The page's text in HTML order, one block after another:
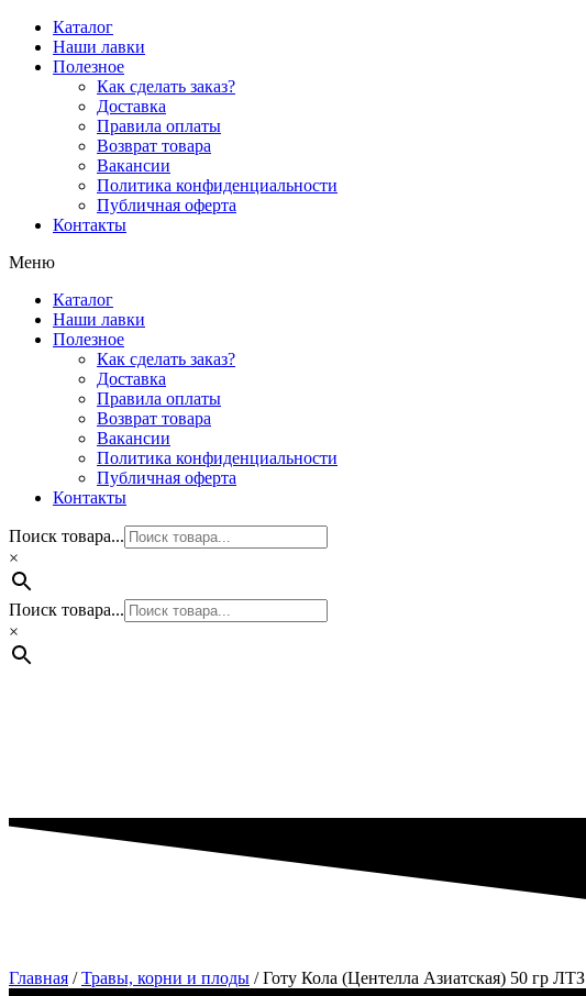
Перейти
содержимому
Каталог
Наши лавки
Полезное
Как сделать заказ?
Доставка
Правила оплаты
Возврат товара
Вакансии
Политика конфиденциальности
Публичная оферта
Контакты
Меню
Каталог
Наши лавки
Полезное
Как сделать заказ?
Доставка
Правила оплаты
Возврат товара
Вакансии
Политика конфиденциальности
Публичная оферта
Контакты
Поиск товара...
×
Поиск товара...
×
Главная /Травы, корни и плоды / Готу Кола (Центелла Азиатская) 50 гр ЛТЗ